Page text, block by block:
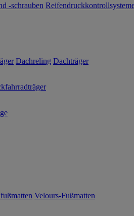
-schrauben
Dachreling Dachträger
Velours-Fußmatten